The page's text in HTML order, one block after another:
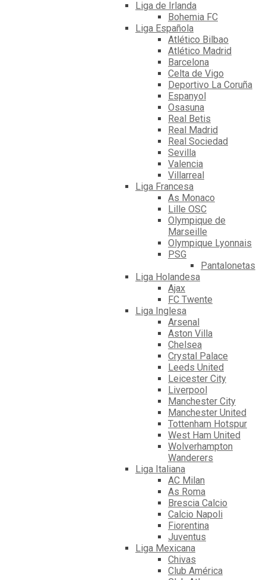
Liga de Irlanda
Bohemia FC
Liga Española
Atlético Bilbao
Atlético Madrid
Barcelona
Celta de Vigo
Deportivo La Coruña
Espanyol
Osasuna
Real Betis
Real Madrid
Real Sociedad
Sevilla
Valencia
Villarreal
Liga Francesa
As Monaco
Lille OSC
Olympique de
Marseille
Olympique Lyonnais
PSG
Pantalonetas
Liga Holandesa
Ajax
FC Twente
Liga Inglesa
Arsenal
Aston Villa
Chelsea
Crystal Palace
Leeds United
Leicester City
Liverpool
Manchester City
Manchester United
Tottenham Hotspur
West Ham United
Wolverhampton
Wanderers
Liga Italiana
AC Milan
As Roma
Brescia Calcio
Calcio Napoli
Fiorentina
Juventus
Liga Mexicana
Chivas
Club América